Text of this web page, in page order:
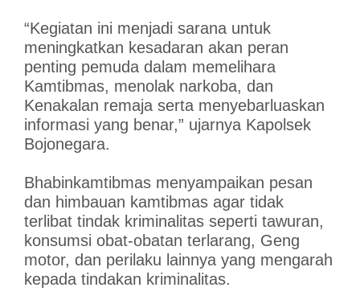
“Kegiatan ini menjadi sarana untuk
meningkatkan kesadaran akan peran
penting pemuda dalam memelihara
Kamtibmas, menolak narkoba, dan
Kenakalan remaja serta menyebarluaskan
informasi yang benar,” ujarnya Kapolsek
Bojonegara.
Bhabinkamtibmas menyampaikan pesan
dan himbauan kamtibmas agar tidak
terlibat tindak kriminalitas seperti tawuran,
konsumsi obat-obatan terlarang, Geng
motor, dan perilaku lainnya yang mengarah
kepada tindakan kriminalitas.